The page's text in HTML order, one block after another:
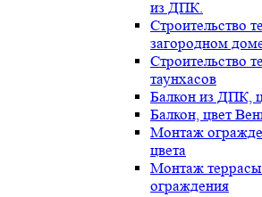
из ДПК.
Строительство
загородном
Строительство
таунхасов
Балкон из ДПК,
Балкон, цвет
Монтаж
цвета
Монтаж террасы
ограждения